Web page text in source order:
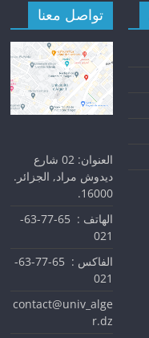
تواصل معنا
العنوان: 02 شارع
ديدوش مراد, الجزائر.
16000.
الهاتف : 65-77-63-
021
الفاكس : 65-77-63-
021
contact@univ_alge
r.dz